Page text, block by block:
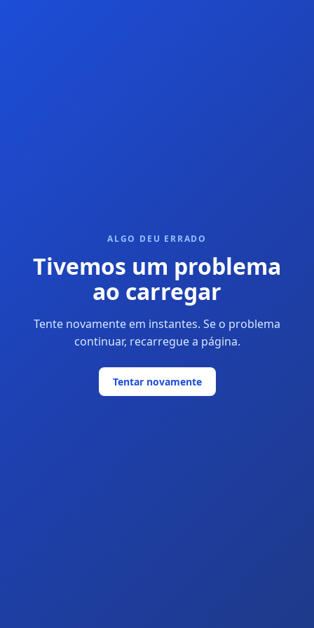
ALGO DEU ERRADO
Tivemos um problema
ao carregar
Tente novamente em instantes. Se o problema
continuar, recarregue a página.
Tentar novamente